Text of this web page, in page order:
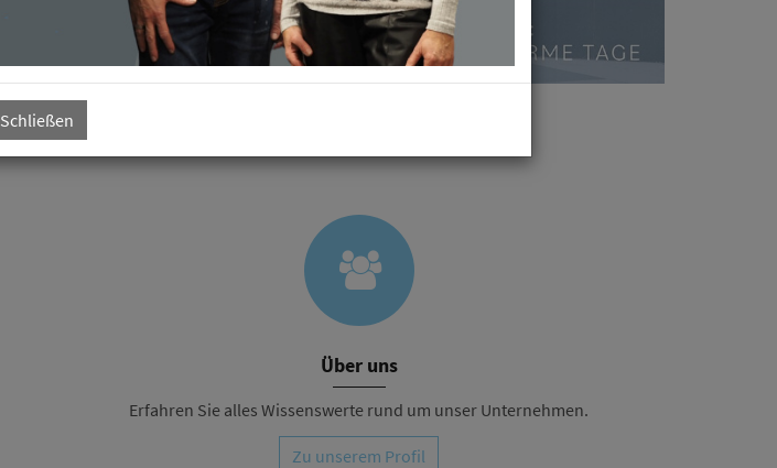
Über uns
Erfahren Sie alles Wissenswerte rund um unser Unternehmen.
Zu unserem Profil
Schließen